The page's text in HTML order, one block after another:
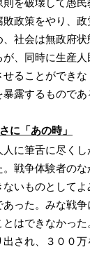
を破壊して愚
政策をやり、
社会は無政府
、同時に生産人
ることができ
露するものであ
に「あの時」
に筆舌に尽くし
戦争体験者の
いものとして
った。みな戦
とはできなかっ
出され、３００